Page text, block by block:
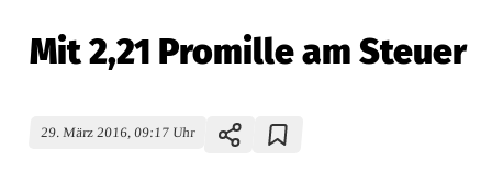
Mit 2,21 Promille am Steuer
29. März 2016, 09:17 Uhr